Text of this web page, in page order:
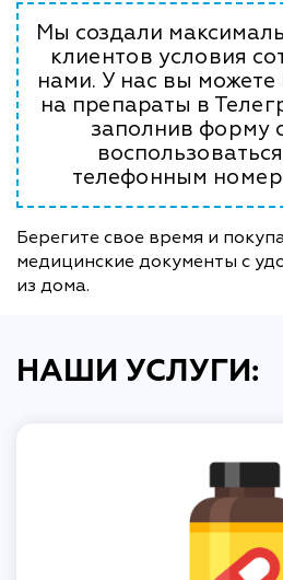
Мы создали
клиентов условия
нами. У нас вы можете
на препараты в
заполнив форму
телефонным
Берегите свое время и
медицинские документы с
из дома.
НАШИ УСЛУГИ: